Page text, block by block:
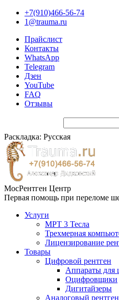
+7(910)466-56-74
1@trauma.ru
Прайслист
Контакты
WhatsApp
Telegram
Дзен
YouTube
FAQ
Отзывы
Раскладка: Русская
МосРентген Центр
Первая помощь при переломе
Услуги
МРТ 3 Тесла
Трехмерная
Лицензирование
Товары
Цифровой рентген
Аппараты для
Оцифровщики
Дигитайзеры
Аналоговый рентген